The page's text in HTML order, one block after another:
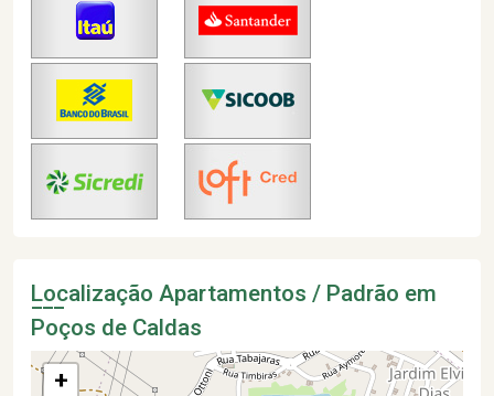
Localização Apartamentos / Padrão em
Poços de Caldas
+